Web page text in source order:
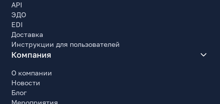
API
ЭДО
EDI
Доставка
Инструкции для пользователей
Компания
О компании
Новости
Блог
Мероприятия